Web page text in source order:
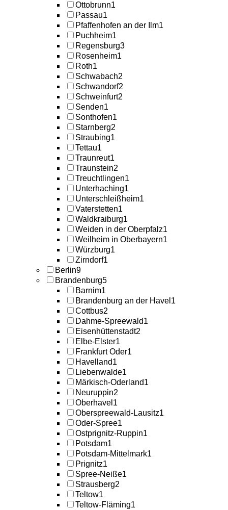
Ottobrunn1
Passau1
Pfaffenhofen an der Ilm1
Puchheim1
Regensburg3
Rosenheim1
Roth1
Schwabach2
Schwandorf2
Schweinfurt2
Senden1
Sonthofen1
Starnberg2
Straubing1
Tettau1
Traunreut1
Traunstein2
Treuchtlingen1
Unterhaching1
Unterschleißheim1
Vaterstetten1
Waldkraiburg1
Weiden in der Oberpfalz1
Weilheim in Oberbayern1
Würzburg1
Zirndorf1
Berlin9
Brandenburg5
Barnim1
Brandenburg an der Havel 1
Cottbus2
Dahme-Spreewald1
Eisenhüttenstadt2
Elbe-Elster1
Frankfurt Oder1
Havelland1
Liebenwalde1
Märkisch-Oderland1
Neuruppin2
Oberhavel 1
Oberspreewald-Lausitz1
Oder-Spree1
Ostprignitz-Ruppin1
Potsdam1
Potsdam-Mittelmark1
Prignitz1
Spree-Neiße1
Strausberg2
Teltow1
Teltow-Fläming1